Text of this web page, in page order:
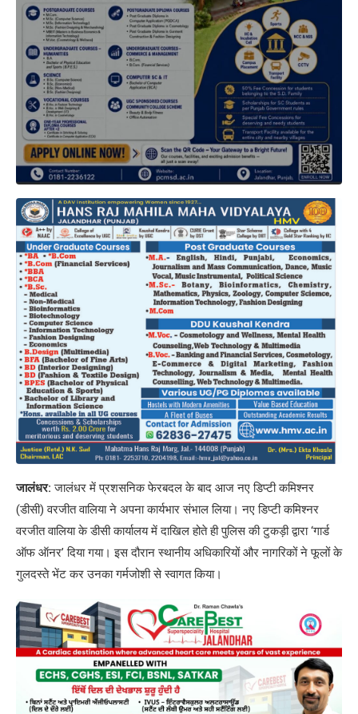
जालंधर:जालंधर में प्रशसनिक फेरबदल के बाद आज नए डिप्टी कमिश्नर
(डीसी) वरजीत वालिया ने अपना कार्यभार संभाल लिया। नए डिप्टी कमिश्नर
वरजीत वालिया के डीसी कार्यालय में दाखिल होते ही पुलिस की टुकड़ी द्वारा ‘गार्ड
ऑफ ऑनर’ दिया गया। इस दौरान स्थानीय अधिकारियों और नागरिकों ने फूलों के
गुलदस्ते भेंट कर उनका गर्मजोशी से स्वागत किया।